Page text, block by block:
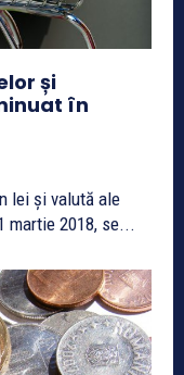
și
în
lei și valută ale
martie 2018, se...